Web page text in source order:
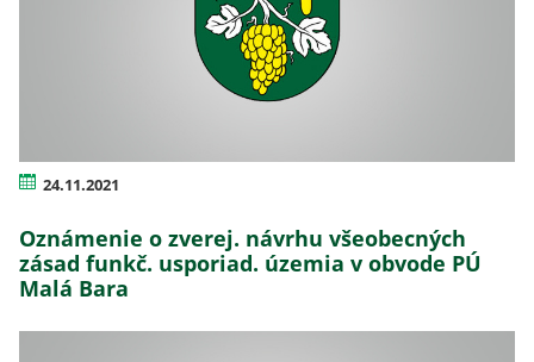
24.11.2021
Oznámenie o zverej. návrhu všeobecných
zásad funkč. usporiad. územia v obvode PÚ
Malá Bara